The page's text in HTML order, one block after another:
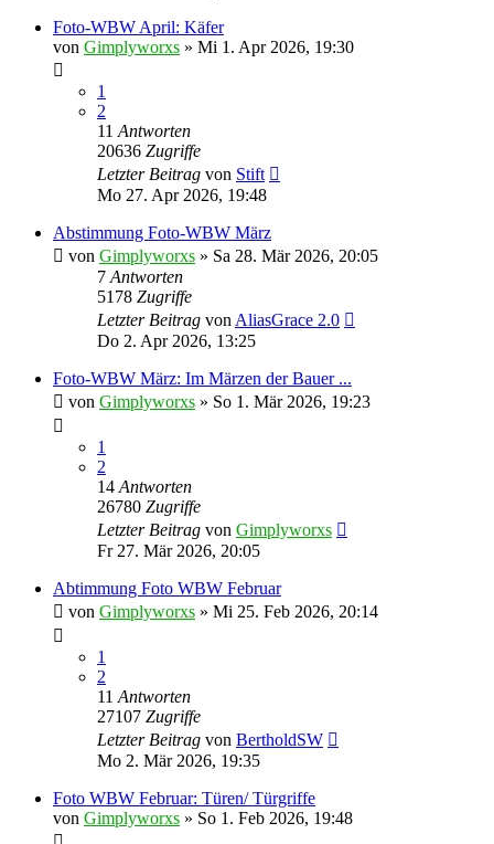
Foto-WBW April: Käfer
von Gimplyworxs » Mi 1. Apr 2026, 19:30
1
2
11 Antworten
20636 Zugriffe
Letzter Beitrag von Stift
Mo 27. Apr 2026, 19:48
Abstimmung Foto-WBW März
von Gimplyworxs » Sa 28. Mär 2026, 20:05
7 Antworten
5178 Zugriffe
Letzter Beitrag von AliasGrace 2.0
Do 2. Apr 2026, 13:25
Foto-WBW März: Im Märzen der Bauer ...
von Gimplyworxs » So 1. Mär 2026, 19:23
1
2
14 Antworten
26780 Zugriffe
Letzter Beitrag von Gimplyworxs
Fr 27. Mär 2026, 20:05
Abtimmung Foto WBW Februar
von Gimplyworxs » Mi 25. Feb 2026, 20:14
1
2
11 Antworten
27107 Zugriffe
Letzter Beitrag von BertholdSW
Mo 2. Mär 2026, 19:35
Foto WBW Februar: Türen/ Türgriffe
von Gimplyworxs » So 1. Feb 2026, 19:48